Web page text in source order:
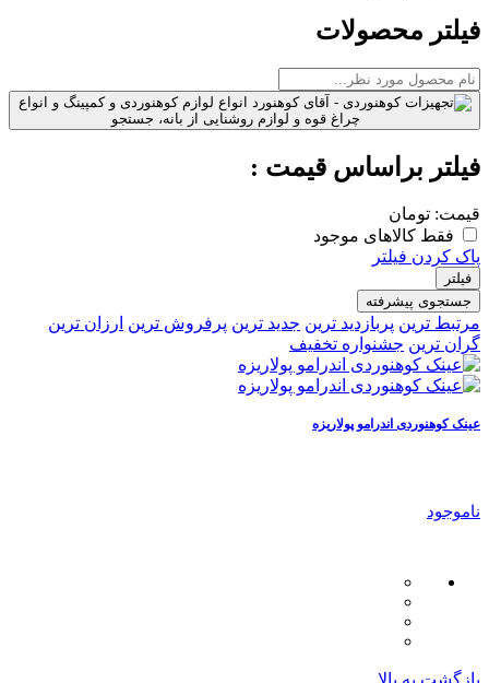
فیلتر محصولات
فیلتر براساس قیمت :
قیمت: تومان
فقط کالاهای موجود
پاک کردن فیلتر
فیلتر
جستجوی پیشرفته
مرتبط ترین پربازدید ترین جدید ترین پرفروش ترین ارزان ترین
گران ترین جشنواره تخفیف
عینک کوهنوردی اندرامو پولاریزه
ناموجود